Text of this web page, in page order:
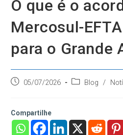
O que é o
Mercosul-
para o Grande
Post05/07/2026
Categoria
Blog /
Compartilhe